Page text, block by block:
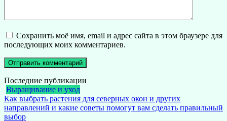
Сохранить моё имя, email и адрес сайта в этом браузере для
последующих моих комментариев.
Последние публикации
Выращивание и уход
Как выбрать растения для северных окон и других
направлений и какие советы помогут вам сделать правильный
выбор